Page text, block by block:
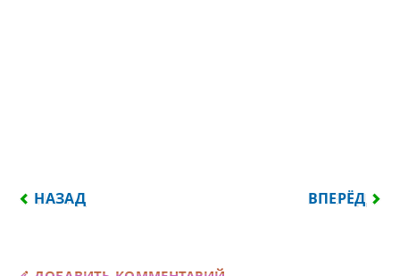
ПРЕДЫДУЩИЙ: ТОТ, КТО ЛЮБИТ, ДОЛЖЕН
НАЗАД ВПЕРЁД